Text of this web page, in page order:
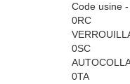
Code usine
0RC
0SC
0TA